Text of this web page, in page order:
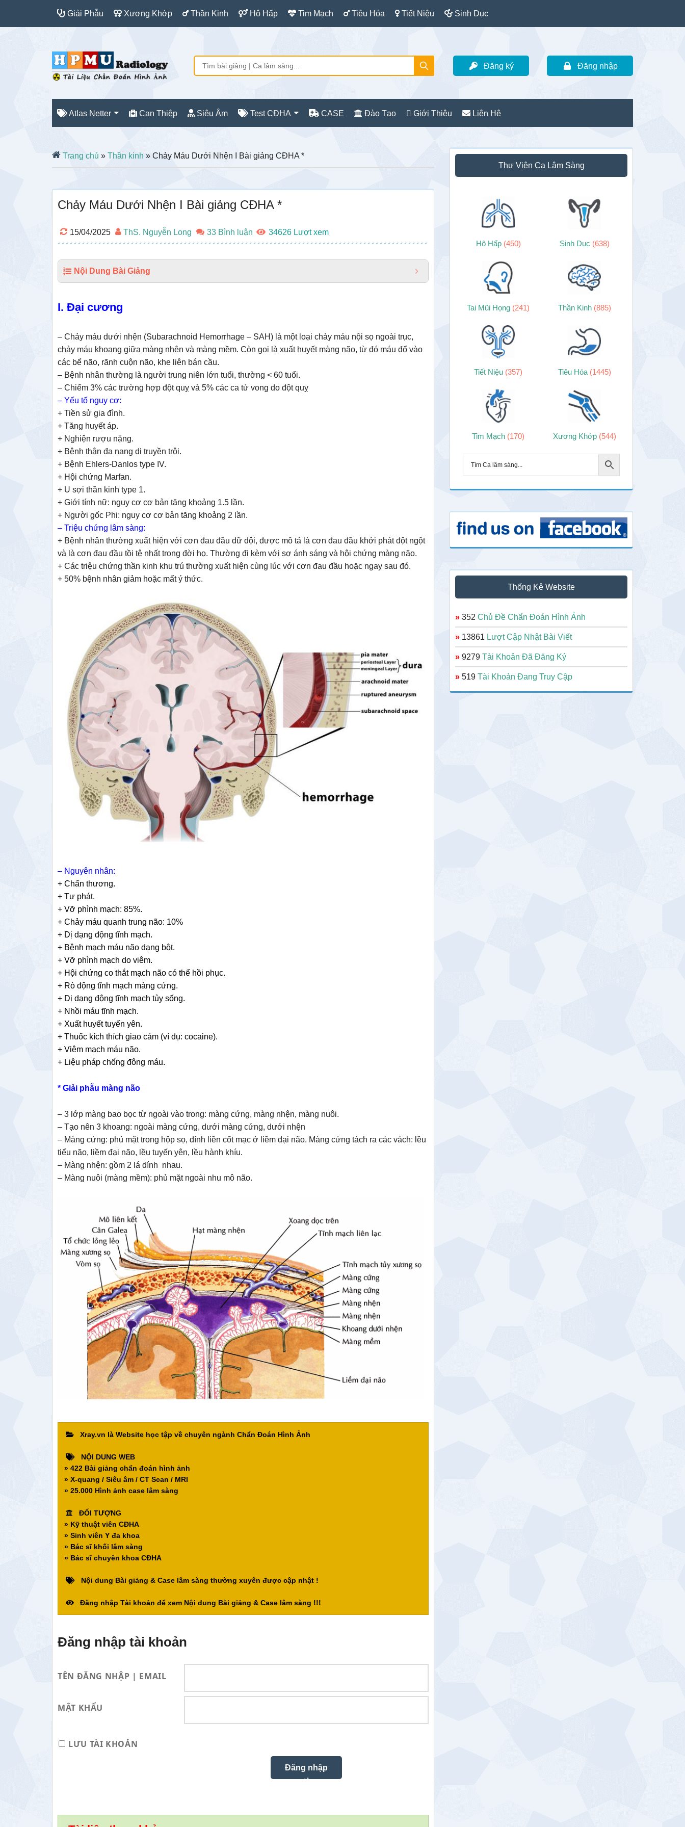
Giải Phẫu Xương Khớp Thần Kinh Hô Hấp Tim Mạch Tiêu Hóa Tiết Niệu Sinh Dục
Đăng ký Đăng nhập
Atlas Netter Can Thiệp Siêu Âm Test CĐHA CASE Đào Tạo Giới Thiệu Liên Hệ
Trang chủ » Thần kinh » Chảy Máu Dưới Nhện I Bài giảng CĐHA *
Chảy Máu Dưới Nhện I Bài giảng CĐHA *
15/04/2025 ThS. Nguyễn Long 33 Bình luận 34626
Nội Dung Bài Giảng
I. Đại cương
– Chảy máu dưới nhện (Subarachnoid Hemorrhage – SAH) là một loại chảy máu nội sọ ngoài trục,
chảy máu khoang giữa màng nhện và màng mềm. Còn gọi là xuất huyết màng não, từ đó máu đổ vào
các bể não, rãnh cuộn não, khe liên bán cầu.
– Bệnh nhân thường là người trung niên lớn tuổi, thường < 60 tuổi.
– Chiếm 3% các trường hợp đột quỵ và 5% các ca tử vong do đột quỵ
– Yếu tố nguy cơ:
+ Tiền sử gia đình.
+ Tăng huyết áp.
+ Nghiện rượu nặng.
+ Bệnh thận đa nang di truyền trội.
+ Bệnh Ehlers-Danlos type IV.
+ Hội chứng Marfan.
+ U sợi thần kinh type 1.
+ Giới tính nữ: nguy cơ cơ bản tăng khoảng 1.5 lần.
+ Người gốc Phi: nguy cơ cơ bản tăng khoảng 2 lần.
– Triệu chứng lâm sàng:
+ Bệnh nhân thường xuất hiện với cơn đau đầu dữ dội, được mô tả là cơn đau đầu khởi phát đột ngột
và là cơn đau đầu tồi tệ nhất trong đời họ. Thường đi kèm với sợ ánh sáng và hội chứng màng não.
+ Các triệu chứng thần kinh khu trú thường xuất hiện cùng lúc với cơn đau đầu hoặc ngay sau đó.
+ 50% bệnh nhân giảm hoặc mất ý thức.
– Nguyên nhân:
+ Chấn thương.
+ Tự phát.
+ Vỡ phình mạch: 85%.
+ Chảy máu quanh trung não: 10%
+ Dị dạng động tĩnh mạch.
+ Bệnh mạch máu não dạng bột.
+ Vỡ phình mạch do viêm.
+ Hội chứng co thắt mạch não có thể hồi phục.
+ Rò động tĩnh mạch màng cứng.
+ Dị dạng động tĩnh mạch tủy sống.
+ Nhồi máu tĩnh mạch.
+ Xuất huyết tuyến yên.
+ Thuốc kích thích giao cảm (ví dụ: cocaine).
+ Viêm mạch máu não.
+ Liệu pháp chống đông máu.
* Giải phẫu màng não
– 3 lớp màng bao bọc từ ngoài vào trong: màng cứng, màng nhện, màng nuôi.
– Tạo nên 3 khoang: ngoài màng cứng, dưới màng cứng, dưới nhện
– Màng cứng: phủ mặt trong hộp sọ, dính liền cốt mạc ở liềm đại não. Màng cứng tách ra các vách: lều
tiểu não, liềm đại não, lều tuyến yên, lều hành khíu.
– Màng nhện: gồm 2 lá dính nhau.
– Màng nuôi (màng mềm): phủ mặt ngoài nhu mô não.
Xray.vn là Website học tập về chuyên ngành Chẩn Đoán Hình Ảnh
NỘI DUNG WEB
» 422 Bài giảng chẩn đoán hình ảnh
» X-quang / Siêu âm / CT Scan / MRI
» 25.000 Hình ảnh case lâm sàng
ĐỐI TƯỢNG
» Kỹ thuật viên CĐHA
» Sinh viên Y đa khoa
» Bác sĩ khối lâm sàng
» Bác sĩ chuyên khoa CĐHA
Nội dung Bài giảng & Case lâm sàng thường xuyên được cập nhật !
Đăng nhập Tài khoản để xem Nội dung Bài giảng & Case lâm sàng !!!
Đăng nhập tài khoản
TÊN ĐĂNG NHẬP | EMAIL
MẬT KHẨU
LƯU TÀI KHOẢN
Sidebar
chính
Thư Viện Ca Lâm Sàng
Hô Hấp (450) Sinh Dục (638)
Tai Mũi Họng (241) Thần Kinh (885)
Tiết Niệu (357) Tiêu Hóa (1445)
Tim Mạch (170) Xương Khớp (544)
Thống Kê Website
» 352 Chủ Đề Chẩn Đoán Hình Ảnh
» 13861 Lượt Cập Nhật Bài Viết
» 9279 Tài Khoản Đã Đăng Ký
» 519 Tài Khoản Đang Truy Cập